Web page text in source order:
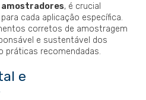
amostradores, é crucial
cada aplicação específica.
corretos de amostragem
e sustentável dos
práticas recomendadas.
e